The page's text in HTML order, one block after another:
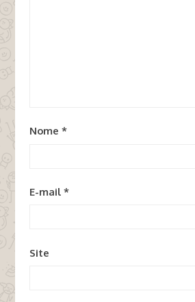
Nome *
E-mail *
Site